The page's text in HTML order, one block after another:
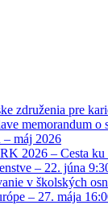
združenia pre
memorandum o
máj 2026
2026 – Cesta
– 22. júna
v školských
– 27. mája